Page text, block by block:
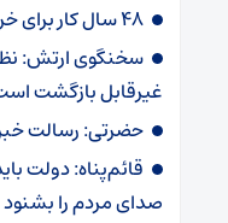
۴۸ سال کار برای خرید یک تویوتا کمری
سخنگوی ارتش:
غیرقابل بازگشت
حضرتی: رسالت
قائم‌پناه: دولت
صدای مردم را بشنود